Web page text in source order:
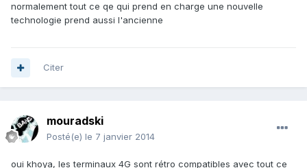
normalement tout ce qe qui prend en charge une nouvelle
technologie prend aussi l'ancienne
Citer
mouradski
Posté(e) le 7 janvier 2014
oui khoya, les terminaux 4G sont rétro compatibles avec tout ce